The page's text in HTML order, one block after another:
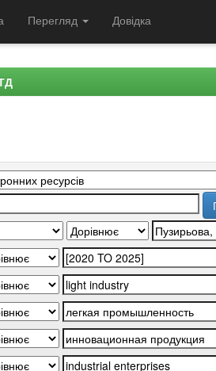
Перегляд Довідка